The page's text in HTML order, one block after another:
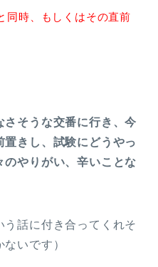
同時、もしくはその直前
さそうな交番に行き、今
置きし、試験にどうやっ
やりがい、辛いことな
う話に付き合ってくれそ
いです）